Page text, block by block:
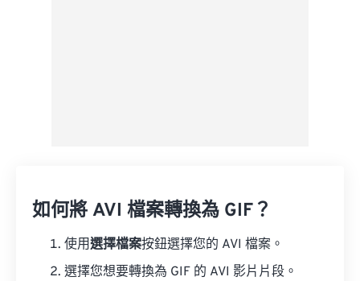
如何將 AVI 檔案轉換為 GIF？
使用選擇檔案按鈕選擇您的 AVI 檔案。
選擇您想要轉換為 GIF 的 AVI 影片片段。